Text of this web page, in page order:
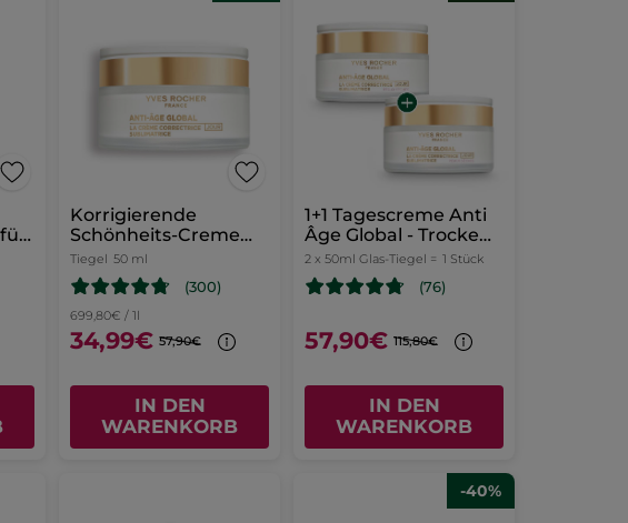
Korrigierende
Schönheits-Creme
Tag - Alle Hauttypen
Tiegel 50 ml
(300)
699,80€ / 1l
34,99€ 57,90€
IN DEN
WARENKORB
1+1 Tagescreme Anti
Âge Global - Trockene
Haut 50 ml
2 x 50ml Glas-Tiegel = 1 Stück
(76)
57,90€ 115,80€
IN DEN
WARENKORB
-40%